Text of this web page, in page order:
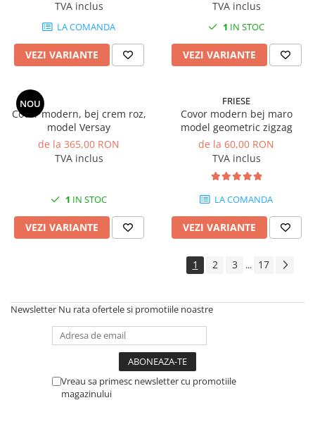
TVA inclus
LA COMANDA
VEZI VARIANTE
TVA inclus
1 IN STOC
VEZI VARIANTE
NOU
Covor modern, bej crem roz,
model Versay
de la 365,00 RON
TVA inclus
1 IN STOC
VEZI VARIANTE
FRIESE
Covor modern bej maro
model geometric zigzag
de la 60,00 RON
TVA inclus
LA COMANDA
VEZI VARIANTE
1 2 3 ... 17
Newsletter Nu rata ofertele si promotiile noastre
Vreau sa primesc newsletter cu promotiile
magazinului